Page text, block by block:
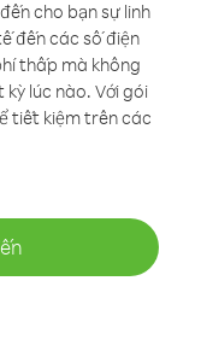
cho bạn sự linh
đến các số điện
thấp mà không
lúc nào. Với gói
tiết kiệm trên các